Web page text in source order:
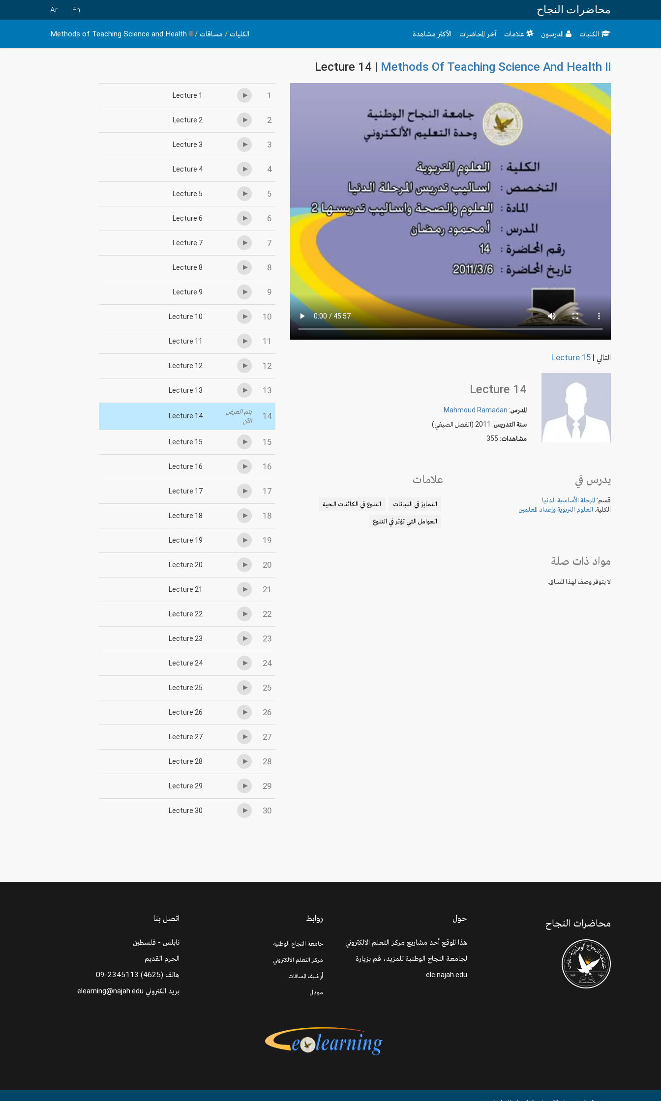
محاضرات النجاح En
Ar
الكليات المدرسون علامات آخر المحاضرات الأكثر مشاهدة الكليات / مساقات /
Methods of Teaching Science and Health II
Lecture 14 | Methods Of Teaching Science And Health Ii
التالي |
Lecture 15
Lecture 14
المدرس:
Mahmoud Ramadan
سنة التدريس: 2011 (الفصل الصيفي)
مشاهدات: 355
يدرس في
قسم: المرحلة الأساسية الدنيا
الكلية: العلوم التربوية وإعداد المعلمين
علامات
التمايز في النباتات التنوع في الكائنات الحية
العوامل التي تؤثر في التنوع
مواد ذات صلة
لا يتوفر وصف لهذا المساق.
1
Lecture 1
2
Lecture 2
3
Lecture 3
4
Lecture 4
5
Lecture 5
6
Lecture 6
7
Lecture 7
8
Lecture 8
9
Lecture 9
10
Lecture 10
11
Lecture 11
12
Lecture 12
13
Lecture 13
14
يتم العرض
الآن...
Lecture 14
15
Lecture 15
16
Lecture 16
17
Lecture 17
18
Lecture 18
19
Lecture 19
20
Lecture 20
21
Lecture 21
22
Lecture 22
23
Lecture 23
24
Lecture 24
25
Lecture 25
26
Lecture 26
27
Lecture 27
28
Lecture 28
29
Lecture 29
30
Lecture 30
محاضرات النجاح حول
هذا الموقع أحد مشاريع مركز التعلم الالكتروني
لجامعة النجاح الوطنية للمزيد، قم بزيارة
elc.najah.edu
روابط
جامعة النجاح الوطنية
مركز التعلم الالكتروني
أرشيف المساقات
مودل
اتصل بنا
نابلس - فلسطين
الحرم القديم
هاتف 09-2345113 (4625)
بريد الكتروني elearning@najah.edu